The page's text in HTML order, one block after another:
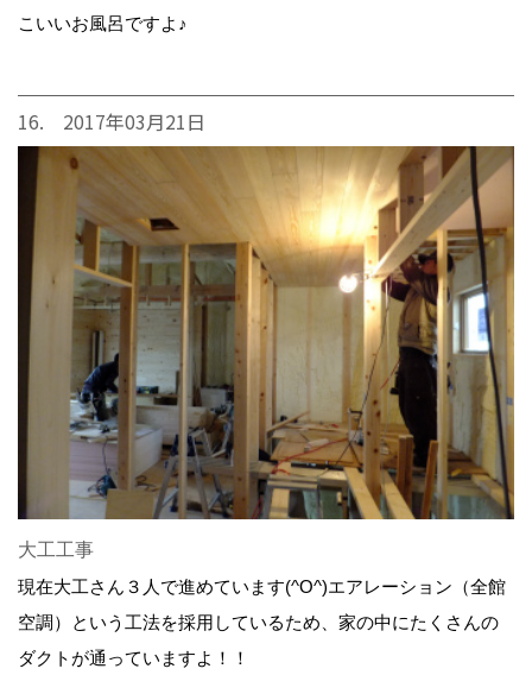
こいいお風呂ですよ♪
16. 2017年03月21日
大工工事
現在大工さん３人で進めています(^O^)エアレーション（全館
空調）という工法を採用しているため、家の中にたくさんの
ダクトが通っていますよ！！